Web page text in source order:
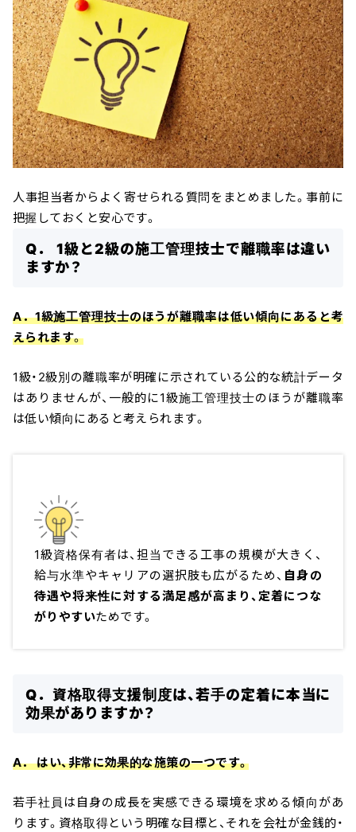
人事担当者からよく寄せられる質問をまとめました。事前に
把握しておくと安心です。
Q． 1級と2級の施工管理技士で離職率は違い
ますか？
A．1級施工管理技士のほうが離職率は低い傾向にあると考
えられます。
1級・2級別の離職率が明確に示されている公的な統計データ
はありませんが、一般的に1級施工管理技士のほうが離職率
は低い傾向にあると考えられます。
1級資格保有者は、担当できる工事の規模が大きく、
給与水準やキャリアの選択肢も広がるため、 自身の
待遇や将来性に対する満足感が高まり、定着につな
がりやすいためです。
Q．資格取得支援制度は、若手の定着に本当に
効果がありますか？
A． はい、非常に効果的な施策の一つです。
若手社員は自身の成長を実感できる環境を求める傾向があ
ります。資格取得という明確な目標と、それを会社が金銭的・